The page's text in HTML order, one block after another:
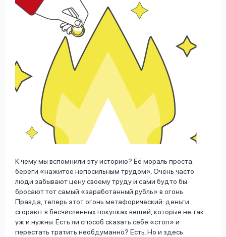
К чему мы вспомнили эту историю? Её мораль проста:
береги «нажитое непосильным трудом». Очень часто
люди забывают цену своему труду и сами будто бы
бросают тот самый «заработанный рубль» в огонь.
Правда, теперь этот огонь метафорический: деньги
сгорают в бесчисленных покупках вещей, которые не так
уж и нужны. Есть ли способ сказать себе «стоп» и
перестать тратить необдуманно? Есть. Но и здесь